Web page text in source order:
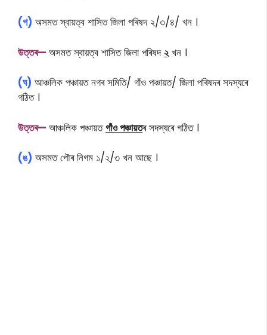
(গ) অসমত স্বায়ত্ব শাসিত জিলা পৰিষদ ২/৩/৪/ খন ।
উত্তৰ— অসমত স্বায়ত্ব শাসিত জিলা পৰিষদ২খন ।
(ঘ) আঞ্চলিক পঞ্চায়ত নগৰ সমিতি/ গাঁও পঞ্চায়ত/ জিলা পৰিষদৰ সদস্যৰে
গঠিত ।
উত্তৰ— আঞ্চলিক পঞ্চায়তগাঁও পঞ্চায়তৰ সদস্যৰে গঠিত ।
(ঙ) অসমত পৌৰ নিগম ১/২/৩ খন আছে ।